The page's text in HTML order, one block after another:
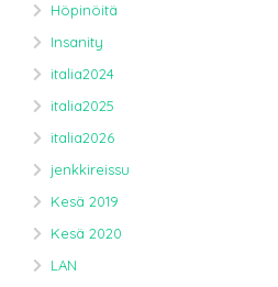
Höpinöitä
Insanity
italia2024
italia2025
italia2026
jenkkireissu
Kesä 2019
Kesä 2020
LAN